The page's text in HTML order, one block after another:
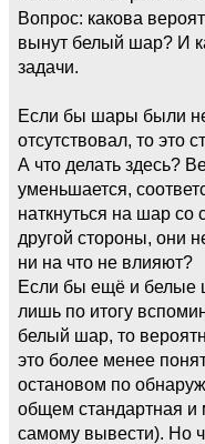
Вопрос: какова
вынут белый шар? И
задачи.
Если бы шары были
отсутствовал, то это
А что делать здесь?
уменьшается,
наткнуться на шар
другой стороны, они
ни на что не влияют?
Если бы ещё и белые
лишь по итогу
белый шар, то
это более менее
остановом по
общем стандартная
самому вывести). Но